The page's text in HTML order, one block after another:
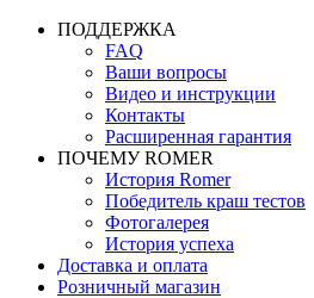
ПОДДЕРЖКА
FAQ
Ваши вопросы
Видео и инструкции
Контакты
Расширенная гарантия
ПОЧЕМУ ROMER
История Romer
Победитель краш тестов
Фотогалерея
История успеха
Доставка и оплата
Розничный магазин